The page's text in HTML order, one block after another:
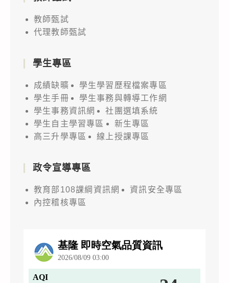
教師甄試
代理教師甄試
學生專區
成績缺曠
學生學習歷程檔案專區
學生手冊
學生事務與轉導工作網
學生事務資訊網
社團選填系統
學生自主學習專區
新生專區
高三升學專區
線上授課專區
政令宣導專區
教育部108課綱資訊網
資訊安全專區
內控稽核專區